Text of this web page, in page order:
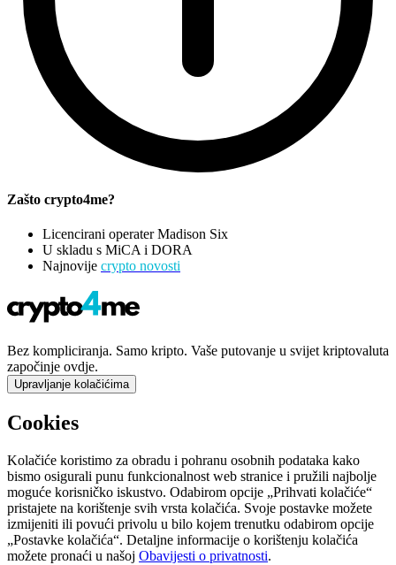
Zašto crypto4me?
Licencirani operater Madison Six
U skladu s MiCA i DORA
Najnovije crypto novosti
Bez kompliciranja. Samo kripto. Vaše putovanje u svijet kriptovaluta
započinje ovdje.
Upravljanje kolačićima
Cookies
Kolačiće koristimo za obradu i pohranu osobnih podataka kako
bismo osigurali punu funkcionalnost web stranice i pružili najbolje
moguće korisničko iskustvo. Odabirom opcije „Prihvati kolačiće“
pristajete na korištenje svih vrsta kolačića. Svoje postavke možete
izmijeniti ili povući privolu u bilo kojem trenutku odabirom opcije
„Postavke kolačića“. Detaljne informacije o korištenju kolačića
možete pronaći u našoj Obavijesti o privatnosti.